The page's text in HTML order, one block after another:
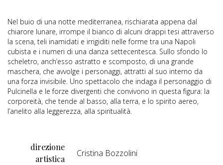
Nel buio di una notte mediterranea, rischiarata appena dal
chiarore lunare, irrompe il bianco di alcuni drappi tesi attraverso
la scena, teli inamidati e irrigiditi nelle forme tra una Napoli
cubista e i numeri di una danza settecentesca. Sullo sfondo lo
scheletro, anch’esso astratto e scomposto, di una grande
maschera, che avvolge i personaggi, attratti al suo interno da
una forza invisibile. Uno spettacolo che indaga il personaggio di
Pulcinella e le forze divergenti che convivono in questa figura: la
corporeità, che tende al basso, alla terra, e lo spirito aereo,
l’anelito alla leggerezza, alla spiritualità.
direzione
artistica
Cristina Bozzolini